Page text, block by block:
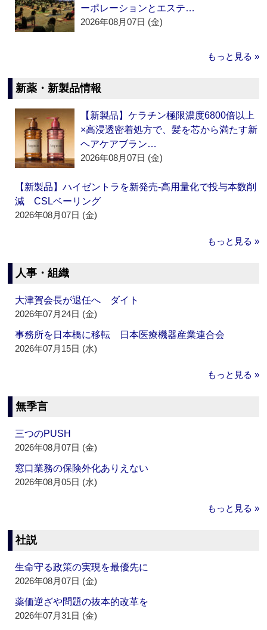
ーポレーションとエステ…
2026年08月07日 (金)
もっと見る »
新薬・新製品情報
【新製品】ケラチン極限濃度6800倍以上
×高浸透密着処方で、髪を芯から満たす新
ヘアケアブラン…
2026年08月07日 (金)
【新製品】ハイゼントラを新発売‐高用量化で投与本数削
減 CSLベーリング
2026年08月07日 (金)
もっと見る »
人事・組織
大津賀会長が退任へ ダイト
2026年07月24日 (金)
事務所を日本橋に移転 日本医療機器産業連合会
2026年07月15日 (水)
もっと見る »
無季言
三つのPUSH
2026年08月07日 (金)
窓口業務の保険外化ありえない
2026年08月05日 (水)
もっと見る »
社説
生命守る政策の実現を最優先に
2026年08月07日 (金)
薬価逆ざや問題の抜本的改革を
2026年07月31日 (金)